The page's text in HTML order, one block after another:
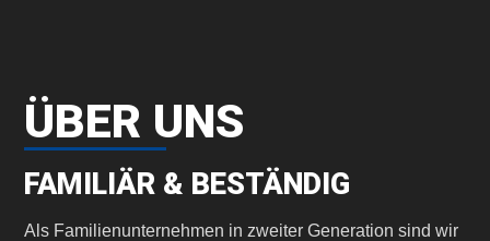
ÜBER UNS
FAMILIÄR & BESTÄNDIG
Als Familienunternehmen in zweiter Generation sind wir